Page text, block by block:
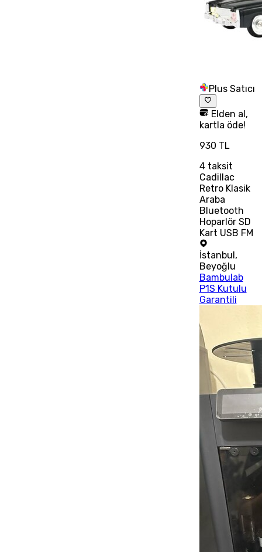
Plus Satıcı
Elden al,
kartla öde!
930 TL
4taksit
Cadillac
Retro Klasik
Araba
Bluetooth
Hoparlör SD
Kart USB FM
İstanbul,
Beyoğlu
Bambulab
P1S Kutulu
Garantili